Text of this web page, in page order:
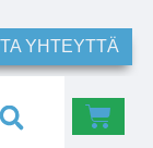
YHTEYTTÄ